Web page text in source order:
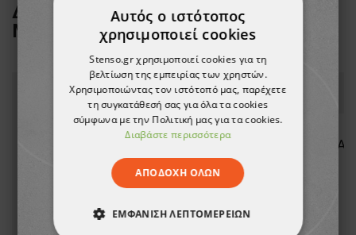
ΔΕΙΤΕ ΠΕΡΙΣΣΟΤΕΡΑ ΑΠΟ ΤΗ
ΜΑΡΚΑ
BEUNIQUE
Αυτός ο ιστότοπος
χρησιμοποιεί cookies
Stenso.gr χρησιμοποιεί cookies για τη
βελτίωση της εμπειρίας των χρηστών.
Χρησιμοποιώντας τον ιστότοπό μας, παρέχετε
τη συγκατάθεσή σας για όλα τα cookies
σύμφωνα με την Πολιτική μας για τα cookies.
Διαβάστε περισσότερα
ΑΠΟΔΟΧΉ ΌΛΩΝ
ΕΜΦΆΝΙΣΗ ΛΕΠΤΟΜΕΡΕΙΏΝ